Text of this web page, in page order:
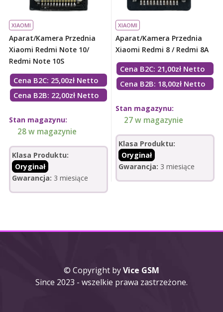
XIAOMI
Aparat/kamera Przednia
Xiaomi Redmi Note 10/
Redmi Note 10S
Cena B2C: 25,00zł Netto
Cena B2B: 22,00zł Netto
Stan magazynu:
28 w magazynie
Klasa Produktu:
Oryginał
Gwarancja: 3 miesiące
XIAOMI
Aparat/kamera Przednia
Xiaomi Redmi 8 / Redmi 8A
Cena B2C: 21,00zł Netto
Cena B2B: 18,00zł Netto
Stan magazynu:
27 w magazynie
Klasa Produktu:
Oryginał
Gwarancja: 3 miesiące
© Copyright byVice GSM
Since 2023 - wszelkie prawa zastrzeżone.